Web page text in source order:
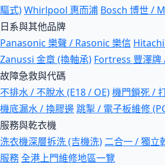
驅式)Whirlpool 惠而浦 Bosch 博世 /
日系與其他品牌
Panasonic 樂聲 / Rasonic 樂信
Zanussi 金章 (換軸承) Fortress 豐澤牌
故障急救與代碼
不排水 / 不脫水 (E18 / OE)機門鎖死 /
機底漏水 / 換膠邊跳掣 / 電子板維修
服務與乾衣機
洗衣機深層拆洗 (吉機洗) 二合一 / 獨立
服務全港上門維修地區一覽